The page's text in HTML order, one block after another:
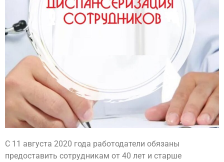
С 11 августа 2020 года работодатели обязаны
предоставить сотрудникам от 40 лет и старше